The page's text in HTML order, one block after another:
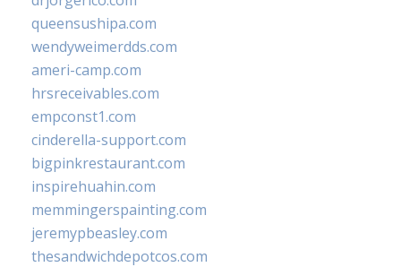
queensushipa.com
wendyweimerdds.com
ameri-camp.com
hrsreceivables.com
empconst1.com
cinderella-support.com
bigpinkrestaurant.com
inspirehuahin.com
memmingerspainting.com
jeremypbeasley.com
thesandwichdepotcos.com